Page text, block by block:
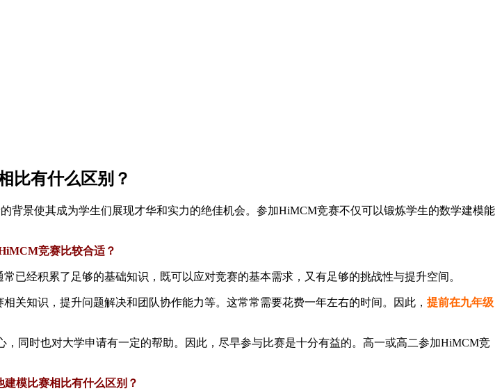
比有什么区别？
景使其成为学生们展现才华和实力的绝佳机会。参加HiMCM竞赛不仅可以锻炼学生的数学建模能
竞赛比较合适？
常已经积累了足够的基础知识，既可以应对竞赛的基本需求，又有足够的挑战性与提升空间。
关知识，提升问题解决和团队协作能力等。这常常需要花费一年左右的时间。因此， 提前在九年级
同时也对大学申请有一定的帮助。因此，尽早参与比赛是十分有益的。高一或高二参加HiMCM竞
模比赛相比有什么区别？